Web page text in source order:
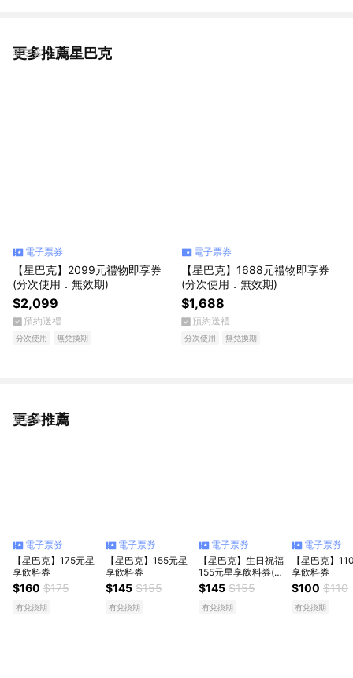
更多推薦星巴克
看更多
電子票券
【星巴克】2099元禮物即享券
(分次使用．無效期)
$2,099
預約送禮
分次使用 無兌換期
電子票券
【星巴克】1688元禮物即享券
(分次使用．無效期)
$1,688
預約送禮
分次使用 無兌換期
更多推薦
看更多
電子票券
【星巴克】175元星
享飲料券
$160 $175
有兌換期
電子票券
【星巴克】155元星
享飲料券
$145 $155
有兌換期
電子票券
【星巴克】生日祝福
155元星享飲料券(限
最低購買數為2)
$145 $155
有兌換期
電子票券
【星巴克】
享飲料券
$100 $110
有兌換期